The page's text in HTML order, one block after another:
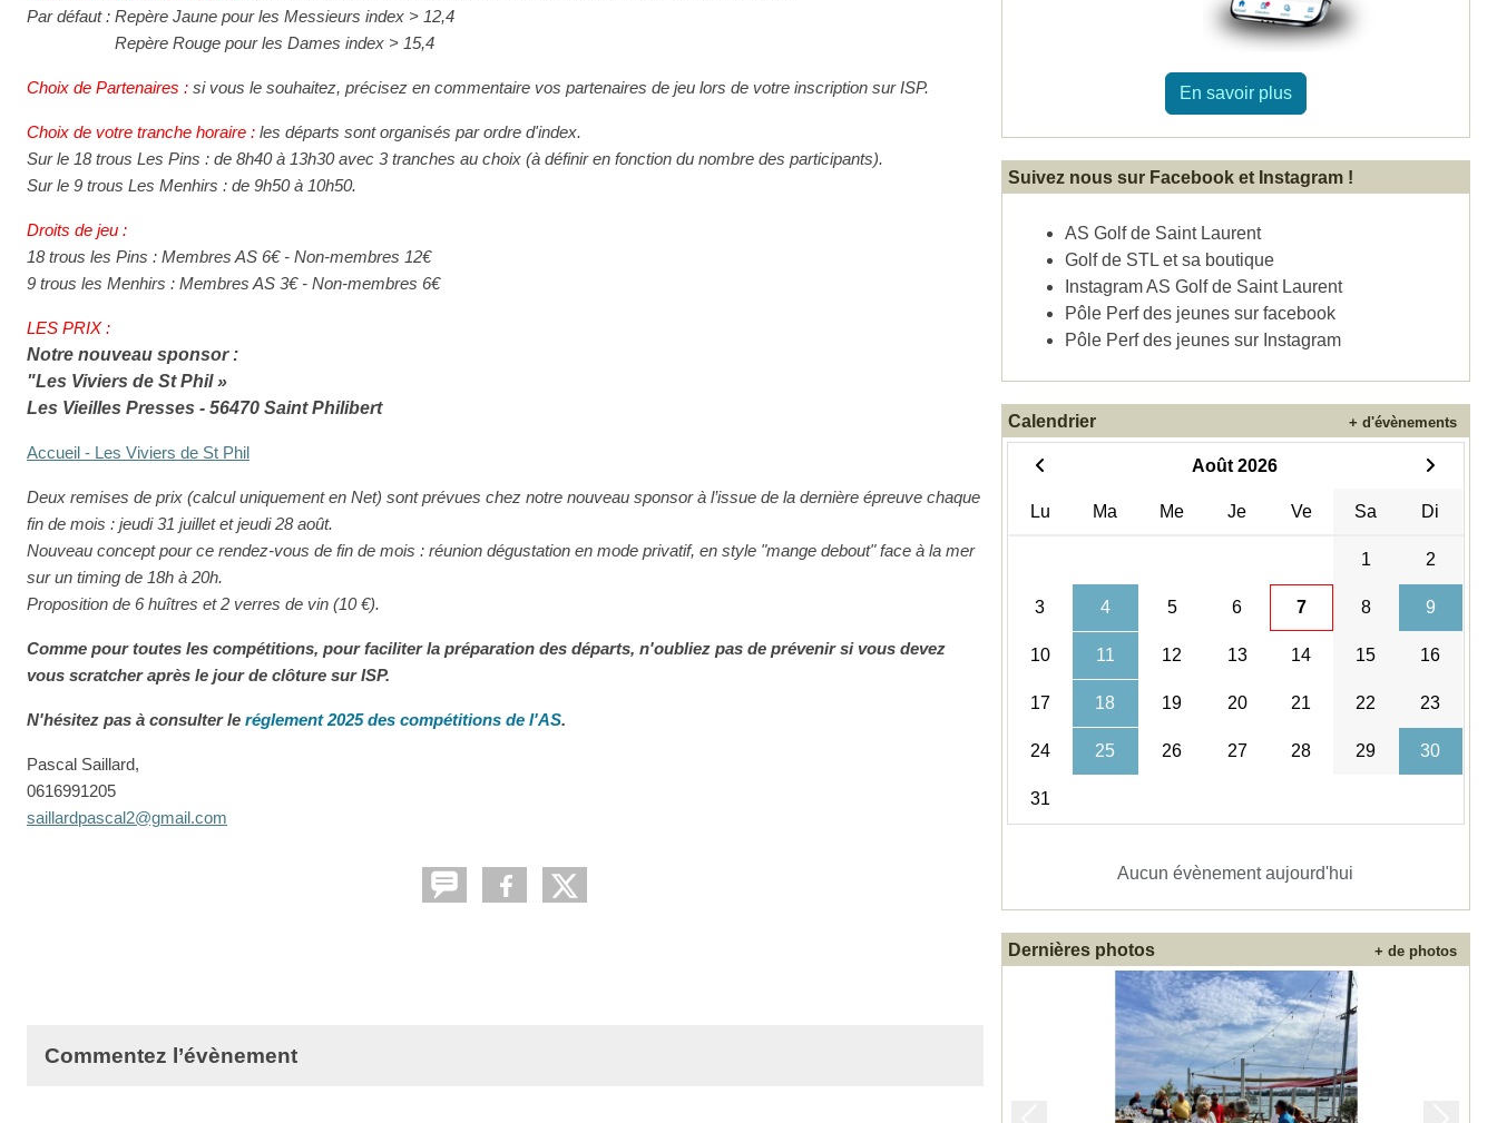
Par défaut : Repère Jaune pour les Messieurs index > 12,4
Repère Rouge pour les Dames index > 15,4
Choix de Partenaires : si vous le souhaitez, précisez en commentaire vos partenaires de jeu lors de votre inscription sur ISP.
Choix de votre tranche horaire : les départs sont organisés par ordre d'index.
Sur le 18 trous Les Pins : de 8h40 à 13h30 avec 3 tranches au choix (à définir en fonction du nombre des participants).
Sur le 9 trous Les Menhirs : de 9h50 à 10h50.
Droits de jeu :
18 trous les Pins : Membres AS 6€ - Non-membres 12€
9 trous les Menhirs : Membres AS 3€ - Non-membres 6€
LES PRIX :
Notre nouveau sponsor :
"Les Viviers de St Phil »
Les Vieilles Presses - 56470 Saint Philibert
Accueil - Les Viviers de St Phil
Deux remises de prix (calcul uniquement en Net) sont prévues chez notre nouveau sponsor à l’issue de la dernière épreuve chaque
fin de mois : jeudi 31 juillet et jeudi 28 août.
Nouveau concept pour ce rendez-vous de fin de mois : réunion dégustation en mode privatif, en style "mange debout" face à la mer
sur un timing de 18h à 20h.
Proposition de 6 huîtres et 2 verres de vin (10 €).
Comme pour toutes les compétitions, pour faciliter la préparation des départs, n'oubliez pas de prévenir si vous devez
vous scratcher après le jour de clôture sur ISP.
N'hésitez pas à consulter le réglement 2025 des compétitions de l'AS.
Pascal Saillard,
0616991205
saillardpascal2@gmail.com
Commentez l’évènement
En savoir plus
Suivez nous sur Facebook et Instagram !
AS Golf de Saint Laurent
Golf de STL et sa boutique
Instagram AS Golf de Saint Laurent
Pôle Perf des jeunes sur facebook
Pôle Perf des jeunes sur Instagram
Calendrier
Août 2026
Lu Ma Me Je Ve Sa Di
1 2
3 4 5 6 7 8 9
10 11 12 13 14 15 16
17 18 19 20 21 22 23
24 25 26 27 28 29 30
31
Aucun évènement aujourd'hui
+ d'évènements
Dernières photos + de photos